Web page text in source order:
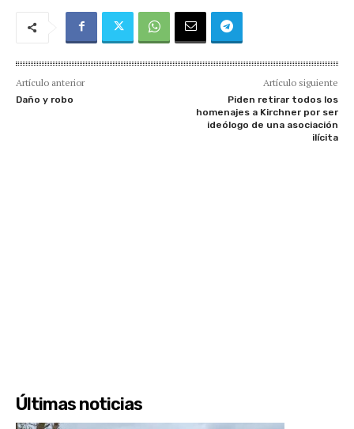
Artículo anterior
Daño y robo
Artículo siguiente
Piden retirar todos los
homenajes a Kirchner por ser
ideólogo de una asociación
ilícita
Últimas noticias